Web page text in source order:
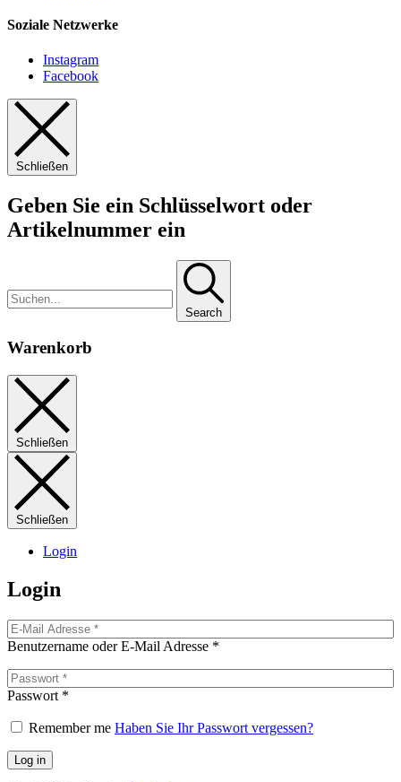
Soziale Netzwerke
Instagram
Facebook
Schließen
Geben Sie ein Schlüsselwort oder
Artikelnummer ein
Search
Warenkorb
Schließen
Schließen
Login
Login
Benutzername oder E-Mail Adresse *
Passwort *
Remember me Haben Sie Ihr Passwort vergessen?
Log in